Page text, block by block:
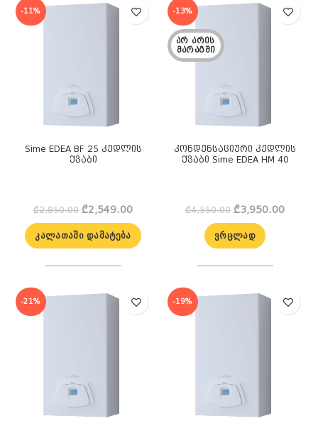
-11%
Sime EDEA BF 25 კედლის
ქვაბი
₾2,850.00 Original
price
was:
₾2,850.00.
₾2,549.00Current
price
is:
₾2,549.00.
ᲙᲐᲚᲐᲗᲐᲨᲘ ᲓᲐᲛᲐᲢᲔᲑᲐ
-13%
ᲐᲠ ᲐᲠᲘᲡ
ᲛᲐᲠᲐᲒᲨᲘ
კონდენსაციური კედლის
ქვაბი Sime EDEA HM 40
₾4,550.00 Original
price
was:
₾4,550.00.
₾3,950.00
ᲕᲠᲪᲚᲐᲓ
-21% -19%